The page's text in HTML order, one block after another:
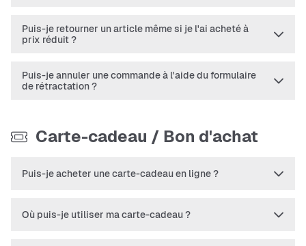
Puis-je retourner un article même si je l'ai acheté à
prix réduit ?
Puis-je annuler une commande à l'aide du formulaire
de rétractation ?
Carte-cadeau / Bon d'achat
Puis-je acheter une carte-cadeau en ligne ?
Où puis-je utiliser ma carte-cadeau ?